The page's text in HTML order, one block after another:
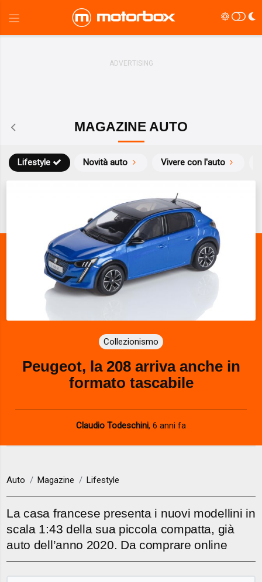
MAGAZINE AUTO
Novità auto Vivere con l'auto
Lifestyle
Collezionismo
Peugeot, la 208 arriva anche in
formato tascabile
Claudio Todeschini, 6 anni fa
Auto Magazine Lifestyle
La casa francese presenta i nuovi modellini in
scala 1:43 della sua piccola compatta, già
auto dell’anno 2020. Da comprare online